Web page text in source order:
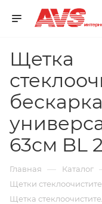
Щетка
63см BL
Главная — Каталог
Щетки
Щетка